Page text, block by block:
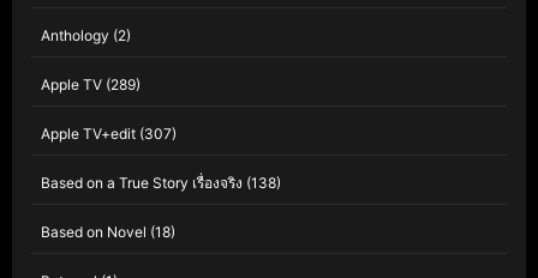
Anthology (2)
Apple TV (289)
Apple TV+edit (307)
Based on a True Story เรื่องจริง (138)
Based on Novel (18)